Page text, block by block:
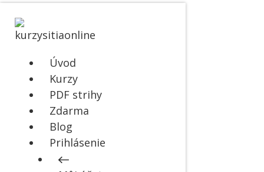
Úvod
Kurzy
PDF strihy
Zdarma
Blog
Prihlásenie